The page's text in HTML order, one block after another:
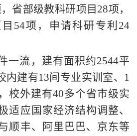
省部级教科研项目28项，
54项，申请科研专利24
一流，建有面积约2544平
内建有13间专业实训室、1
校外建有40多个省市级实
适应国家经济结构调整、
顺丰、阿里巴巴、京东等